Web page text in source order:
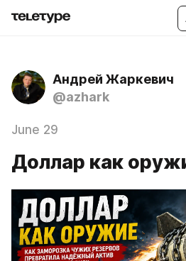
Андрей Жаркевич
@azhark
June 29
Доллар как